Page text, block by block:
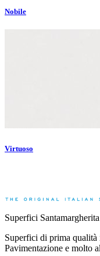
Nobile
Virtuoso
Superfici Santamargherita
Superfici di prima
Pavimentazione e molto